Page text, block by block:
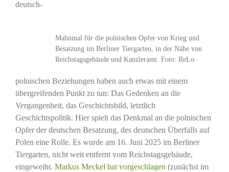
Mahnmal für die polnischen Opfer von Krieg und
Besatzung im Berliner Tiergarten, in der Nähe von
Reichstagsgebäude und Kanzleramt. Foto: ReLo.
deutsch-
polnischen Beziehungen haben auch etwas mit einem
übergreifenden Punkt zu tun: Das Gedenken an die
Vergangenheit, das Geschichtsbild, letztlich
Geschichtspolitik. Hier spielt das Denkmal an die polnischen
Opfer der deutschen Besatzung, des deutschen Überfalls auf
Polen eine Rolle. Es wurde am 16. Juni 2025 im Berliner
Tiergarten, nicht weit entfernt vom Reichstagsgebäude,
eingeweiht. Markus Meckel hat vorgeschlagen(zunächst im